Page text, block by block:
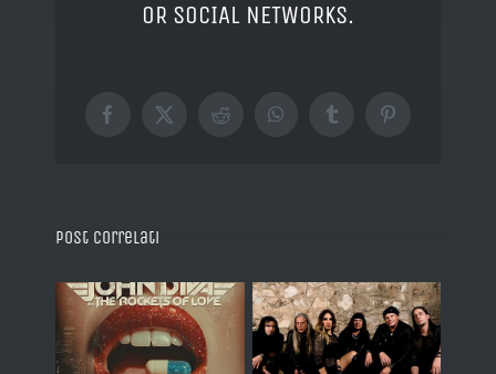
OR SOCIAL NETWORKS.
Facebook
X RedditWhatsAppTumblrPinterest
Post correlati